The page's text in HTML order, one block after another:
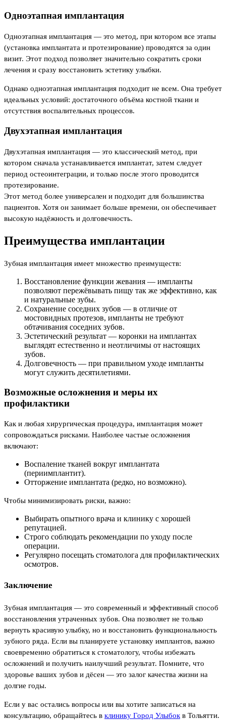
Одноэтапная имплантация
Одноэтапная имплантация — это метод, при котором все этапы
(установка имплантата и протезирование) проводятся за один
визит. Этот подход позволяет значительно сократить сроки
лечения и сразу восстановить эстетику улыбки.
Однако одноэтапная имплантация подходит не всем. Она требует
идеальных условий: достаточного объёма костной ткани и
отсутствия воспалительных процессов.
Двухэтапная имплантация
Двухэтапная имплантация — это классический метод, при
котором сначала устанавливается имплантат, затем следует
период остеоинтеграции, и только после этого проводится
протезирование.
Этот метод более универсален и подходит для большинства
пациентов. Хотя он занимает больше времени, он обеспечивает
высокую надёжность и долговечность.
Преимущества имплантации
Зубная имплантация имеет множество преимуществ:
Восстановление функции жевания — импланты
позволяют пережёвывать пищу так же эффективно, как
и натуральные зубы.
Сохранение соседних зубов — в отличие от
мостовидных протезов, импланты не требуют
обтачивания соседних зубов.
Эстетический результат — коронки на имплантах
выглядят естественно и неотличимы от настоящих
зубов.
Долговечность — при правильном уходе импланты
могут служить десятилетиями.
Возможные осложнения и меры их
профилактики
Как и любая хирургическая процедура, имплантация может
сопровождаться рисками. Наиболее частые осложнения
включают:
Воспаление тканей вокруг имплантата
(периимплантит).
Отторжение имплантата (редко, но возможно).
Чтобы минимизировать риски, важно:
Выбирать опытного врача и клинику с хорошей
репутацией.
Строго соблюдать рекомендации по уходу после
операции.
Регулярно посещать стоматолога для профилактических
осмотров.
Заключение
Зубная имплантация — это современный и эффективный способ
восстановления утраченных зубов. Она позволяет не только
вернуть красивую улыбку, но и восстановить функциональность
зубного ряда. Если вы планируете установку имплантов, важно
своевременно обратиться к стоматологу, чтобы избежать
осложнений и получить наилучший результат. Помните, что
здоровье ваших зубов и дёсен — это залог качества жизни на
долгие годы.
Если у вас остались вопросы или вы хотите записаться на
консультацию, обращайтесь в клинику Город Улыбок в Тольятти.